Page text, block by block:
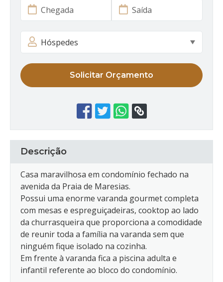
Solicitar Orçamento
Descrição
Casa maravilhosa em condomínio fechado na
avenida da Praia de Maresias.
Possui uma enorme varanda gourmet completa
com mesas e espreguiçadeiras, cooktop ao lado
da churrasqueira que proporciona a comodidade
de reunir toda a família na varanda sem que
ninguém fique isolado na cozinha.
Em frente à varanda fica a piscina adulta e
infantil referente ao bloco do condomínio.